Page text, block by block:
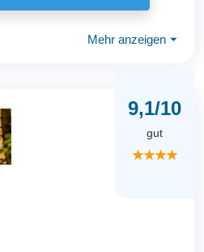
Mehr anzeigen ⏷
9,1/10
gut
★★★★